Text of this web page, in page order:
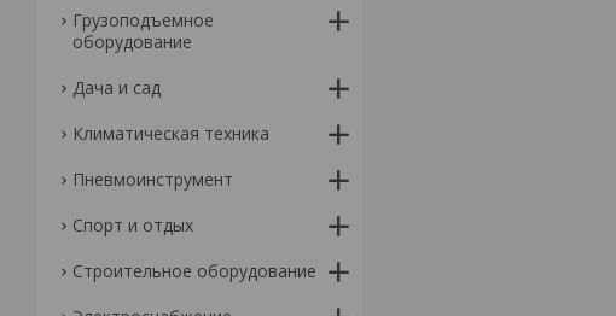
Грузоподъемное
оборудование
Дача и сад
Климатическая техника
Пневмоинструмент
Спорт и отдых
Строительное оборудование